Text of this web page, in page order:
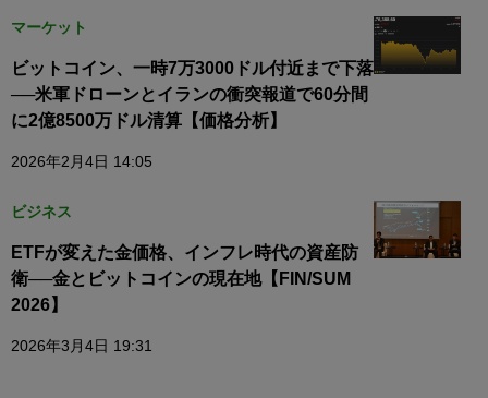
マーケット
ビットコイン、一時7万3000ドル付近まで下落
──米軍ドローンとイランの衝突報道で60分間
に2億8500万ドル清算【価格分析】
2026年2月4日 14:05
ビジネス
ETFが変えた金価格、インフレ時代の資産防
衛──金とビットコインの現在地【FIN/SUM
2026】
2026年3月4日 19:31